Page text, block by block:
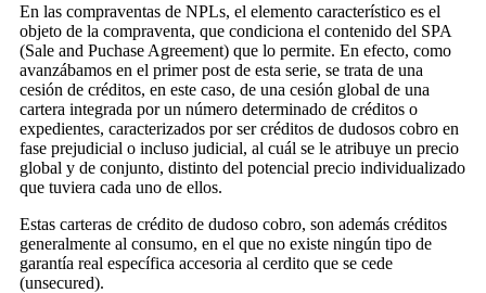
En las compraventas de NPLs, el elemento característico es el
objeto de la compraventa, que condiciona el contenido del SPA
(Sale and Puchase Agreement) que lo permite. En efecto, como
avanzábamos en el primer post de esta serie, se trata de una
cesión de créditos, en este caso, de una cesión global de una
cartera integrada por un número determinado de créditos o
expedientes, caracterizados por ser créditos de dudosos cobro en
fase prejudicial o incluso judicial, al cuál se le atribuye un precio
global y de conjunto, distinto del potencial precio individualizado
que tuviera cada uno de ellos.
Estas carteras de crédito de dudoso cobro, son además créditos
generalmente al consumo, en el que no existe ningún tipo de
garantía real específica accesoria al cerdito que se cede
(unsecured).